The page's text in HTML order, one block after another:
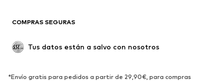
Tallas grandes
Reciclado
ZAPATOS
COMPRAS SEGURAS
Tus datos están a salvo con nosotros
*Envío gratis para pedidos a partir de 29,90€, para compras